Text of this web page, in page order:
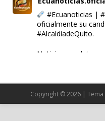
#Ecuanoticias |
oficialmente su
#AlcaldíadeQuito.
Noticia completa en:
Copyright © 2026 |